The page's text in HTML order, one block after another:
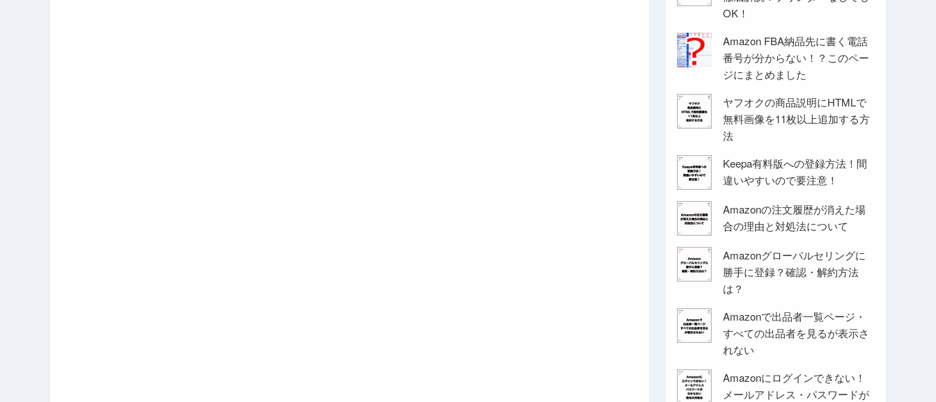
OK！
Amazon FBA納品先に書く電話
番号が分からない！？このペー
ジにまとめました
ヤフオクの商品説明にHTMLで
無料画像を11枚以上追加する方
法
Keepa有料版への登録方法！間
違いやすいので要注意！
Amazonの注文履歴が消えた場
合の理由と対処法について
Amazonグローバルセリングに
勝手に登録？確認・解約方法
は？
Amazonで出品者一覧ページ・
すべての出品者を見るが表示さ
れない
Amazonにログインできない！
メールアドレス・パスワードが